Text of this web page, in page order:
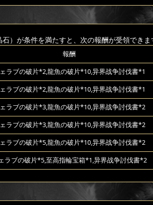
）が条件を満たすと、次の報酬が受領できま
報酬
ラブの破片*2,龍魚の破片*10,异界战争討伐書*1
ラブの破片*2,龍魚の破片*10,异界战争討伐書*1
ラブの破片*3,龍魚の破片*10,异界战争討伐書*2
ラブの破片*3,龍魚の破片*10,异界战争討伐書*2
ラブの破片*5,龍魚の破片*10,异界战争討伐書*2
ラブの破片*5,至高指輪宝箱*1,异界战争討伐書*2